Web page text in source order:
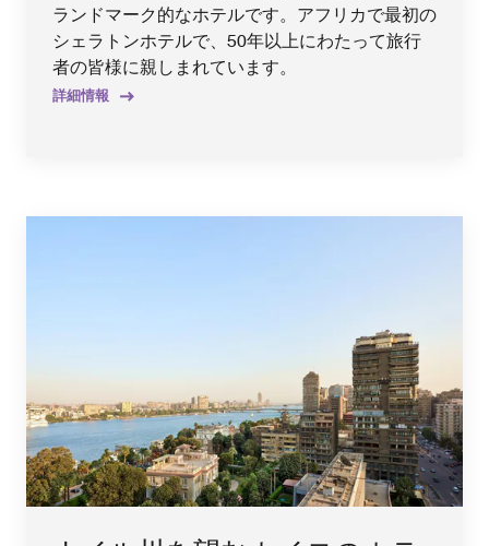
ランドマーク的なホテルです。アフリカで最初の
シェラトンホテルで、50年以上にわたって旅行
者の皆様に親しまれています。
詳細情報